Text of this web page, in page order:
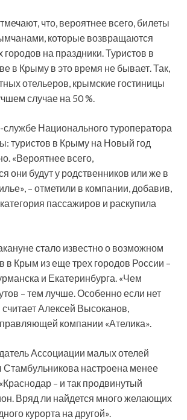
что, вероятнее всего, билеты
которые возвращаются
городов на праздники. Туристов в
в Крыму в это время не бывает. Так,
отельеров, крымские гостиницы
случае на 50 %.
Национального туроператора
туристов в Крыму на Новый год
«Вероятнее всего,
они будут у родственников или же в
– отметили в компании, добавив,
пассажиров и раскупила
стало известно о возможном
в Крым из еще трех городов России –
и Екатеринбурга. «Чем
– тем лучше. Особенно если нет
считает Алексей Высоканов,
компании «Ателика».
Ассоциации малых отелей
настроена менее
– и так продвинутый
Вряд ли найдется много желающих
курорта на другой».